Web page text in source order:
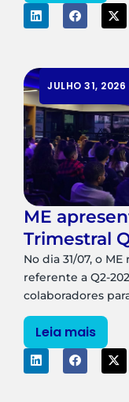
JULHO 31, 2026
ME
Trimestral
No dia 31/07, o
referente a Q2-
colaboradores
Leia mais